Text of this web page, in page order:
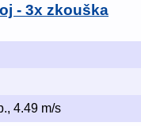
- 3x zkouška
4.49 m/s